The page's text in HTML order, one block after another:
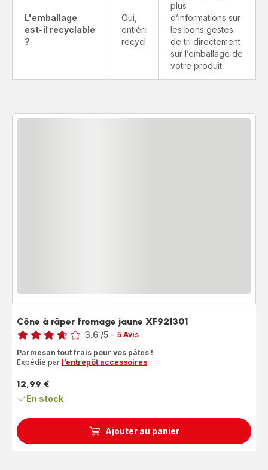
L'emballage
est-il recyclable
?
Oui,
entièrement
recyclable
plus
d’informations sur
les bons gestes
de tri directement
sur l’emballage de
votre produit
Ajouter au panier
Cône à râper fromage jaune XF921301
Note
3.6 /5 - 5 Avis
Parmesan tout frais pour vos pâtes !
Expédié par l’entrepôt accessoires
Prix
12,99 €
En stock